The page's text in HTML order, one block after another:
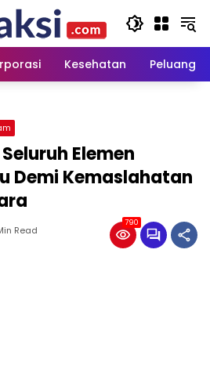
Kesehatan Peluang
Elemen
Demi Kemaslahatan
Read
790